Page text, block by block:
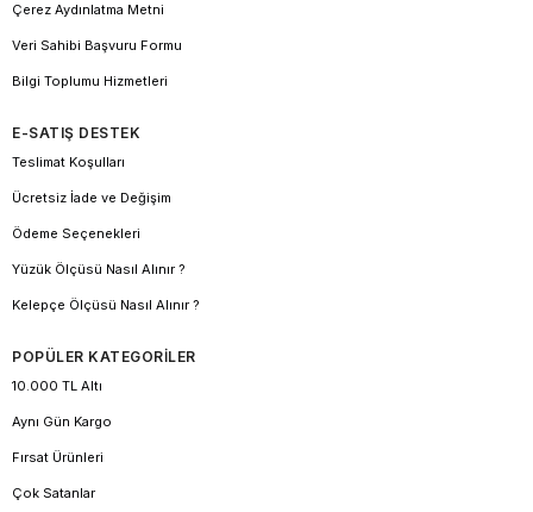
Çerez Aydınlatma Metni
Veri Sahibi Başvuru Formu
Bilgi Toplumu Hizmetleri
E-SATIŞ DESTEK
Teslimat Koşulları
Ücretsiz İade ve Değişim
Ödeme Seçenekleri
Yüzük Ölçüsü Nasıl Alınır ?
Kelepçe Ölçüsü Nasıl Alınır ?
POPÜLER KATEGORİLER
10.000 TL Altı
Aynı Gün Kargo
Fırsat Ürünleri
Çok Satanlar